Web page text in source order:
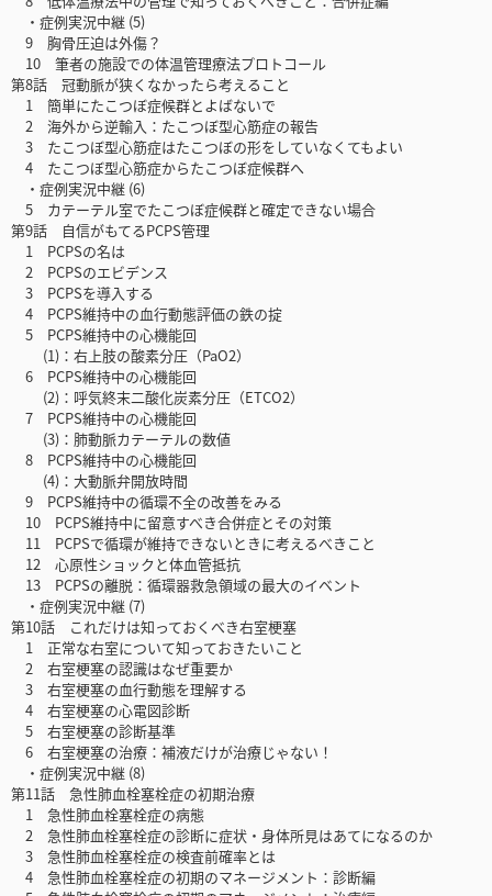
・症例実況中継 (5)
9 胸骨圧迫は外傷？
10 筆者の施設での体温管理療法プロトコール
第8話 冠動脈が狭くなかったら考えること
1 簡単にたこつぼ症候群とよばないで
2 海外から逆輸入：たこつぼ型心筋症の報告
3 たこつぼ型心筋症はたこつぼの形をしていなくてもよい
4 たこつぼ型心筋症からたこつぼ症候群へ
・症例実況中継 (6)
5 カテーテル室でたこつぼ症候群と確定できない場合
第9話 自信がもてるPCPS管理
1 PCPSの名は
2 PCPSのエビデンス
3 PCPSを導入する
4 PCPS維持中の血行動態評価の鉄の掟
5 PCPS維持中の心機能回
(1)：右上肢の酸素分圧（PaO2）
6 PCPS維持中の心機能回
(2)：呼気終末二酸化炭素分圧（ETCO2）
7 PCPS維持中の心機能回
(3)：肺動脈カテーテルの数値
8 PCPS維持中の心機能回
(4)：大動脈弁開放時間
9 PCPS維持中の循環不全の改善をみる
10 PCPS維持中に留意すべき合併症とその対策
11 PCPSで循環が維持できないときに考えるべきこと
12 心原性ショックと体血管抵抗
13 PCPSの離脱：循環器救急領域の最大のイベント
・症例実況中継 (7)
第10話 これだけは知っておくべき右室梗塞
1 正常な右室について知っておきたいこと
2 右室梗塞の認識はなぜ重要か
3 右室梗塞の血行動態を理解する
4 右室梗塞の心電図診断
5 右室梗塞の診断基準
6 右室梗塞の治療：補液だけが治療じゃない！
・症例実況中継 (8)
第11話 急性肺血栓塞栓症の初期治療
1 急性肺血栓塞栓症の病態
2 急性肺血栓塞栓症の診断に症状・身体所見はあてになるのか
3 急性肺血栓塞栓症の検査前確率とは
4 急性肺血栓塞栓症の初期のマネージメント：診断編